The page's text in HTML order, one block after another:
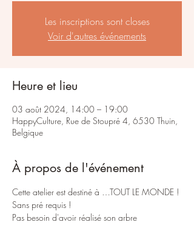
Les inscriptions sont closes
Voir d'autres événements
Heure et lieu
03 août 2024, 14:00 – 19:00
HappyCulture, Rue de Stoupré 4, 6530 Thuin,
Belgique
À propos de l'événement
Cette atelier est destiné à …TOUT LE MONDE !
Sans pré requis !
Pas besoin d'avoir réalisé son arbre